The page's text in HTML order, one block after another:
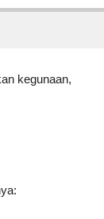
kegunaan,